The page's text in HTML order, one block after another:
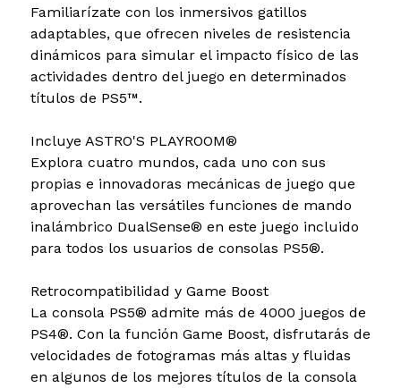
Familiarízate con los inmersivos gatillos
adaptables, que ofrecen niveles de resistencia
dinámicos para simular el impacto físico de las
actividades dentro del juego en determinados
títulos de PS5™.
Incluye ASTRO'S PLAYROOM®
Explora cuatro mundos, cada uno con sus
propias e innovadoras mecánicas de juego que
aprovechan las versátiles funciones de mando
inalámbrico DualSense® en este juego incluido
para todos los usuarios de consolas PS5®.
Retrocompatibilidad y Game Boost
La consola PS5® admite más de 4000 juegos de
PS4®. Con la función Game Boost, disfrutarás de
velocidades de fotogramas más altas y fluidas
en algunos de los mejores títulos de la consola